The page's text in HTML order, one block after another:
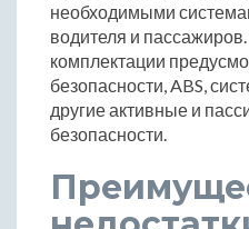
необходимыми
водителя и
комплектации
безопасности, ABS,
другие активные и
безопасности.